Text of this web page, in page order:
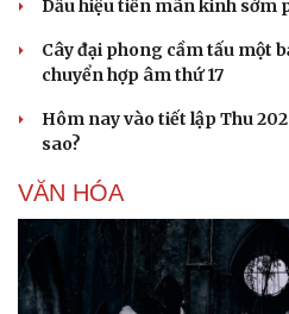
Dấu hiệu tiền mãn kinh sớm
Cây đại phong cầm tấu một
chuyển hợp âm thứ 17
Hôm nay vào tiết lập Thu
sao?
VĂN HÓA